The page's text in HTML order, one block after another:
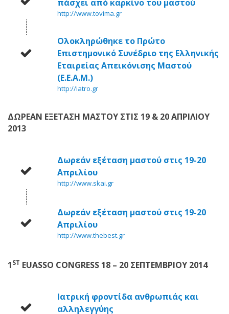
πάσχει από καρκίνο του μαστού
http://www.tovima.gr
Ολοκληρώθηκε το Πρώτο
Επιστημονικό Συνέδριο της Ελληνικής
Εταιρείας Απεικόνισης Μαστού
(Ε.Ε.Α.Μ.)
http://iatro.gr
ΔΩΡΕΑΝ ΕΞΕΤΑΣΗ ΜΑΣΤΟΥ ΣΤΙΣ 19 & 20 ΑΠΡΙΛΙΟΥ
2013
Δωρεάν εξέταση μαστού στις 19-20
Απριλίου
http://www.skai.gr
Δωρεάν εξέταση μαστού στις 19-20
Απριλίου
http://www.thebest.gr
1ST EUASSO CONGRESS 18 – 20 ΣΕΠΤΕΜΒΡΙΟΥ 2014
Ιατρική φροντίδα ανθρωπιάς και
αλληλεγγύης